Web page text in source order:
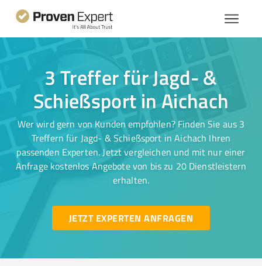
3 Treffer für Jagd- &
Schießsport in Aichach
Wer wird gern von Kunden empfohlen? Finden Sie aus 3
Treffern für Jagd- & Schießsport in Aichach Ihren
passenden Experten. Jetzt vergleichen und mit nur einer
Anfrage kostenlos Angebote von bis zu 20 Dienstleistern
erhalten.
JETZT EXPERTEN ANFRAGEN